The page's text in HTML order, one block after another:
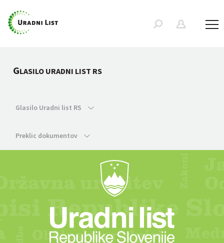
GLASILO URADNI LIST RS
Glasilo Uradni list RS
Preklic dokumentov